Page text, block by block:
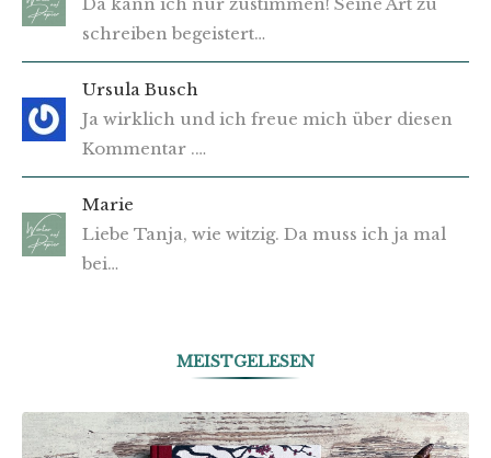
schreiben begeistert…
Ursula Busch
Ja wirklich und ich freue mich über diesen
Kommentar .…
Marie
Liebe Tanja, wie witzig. Da muss ich ja mal
bei…
MEISTGELESEN